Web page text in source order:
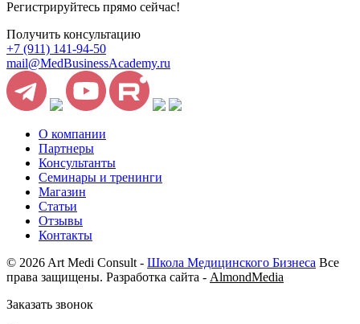
Регистрируйтесь прямо сейчас!
Получить консультацию
+7 (911) 141-94-50
mail@MedBusinessAcademy.ru
О компании
Партнеры
Консультанты
Семинары и тренинги
Магазин
Статьи
Отзывы
Контакты
© 2026 Art Medi Consult - Школа Медицинского Бизнеса Все
права защищены. Разработка сайта - AlmondMedia
Заказать звонок